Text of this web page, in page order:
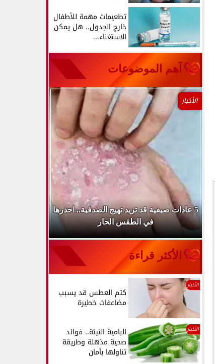
تطعيمات مهمة للأطفال
خارج الجدول.. هل يمكن
الاستغناء...
آهم الموضوعات
الأخبار
5 عادات صيفية قد تزيد تهيج الصدفية.. احذرها
في الطقس الحار
الأكثر قراءة
الأخبار
كتم العطس قد يسبب
مضاعفات خطيرة
الأخبار البامية النيئة.. فوائد
صحية مذهلة وطريقة
تناولها بأمان